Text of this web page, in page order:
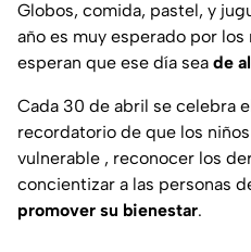
Globos, comida, pastel, y
año es muy esperado por
esperan que ese día sea de
Cada 30 de abril se celebra
recordatorio de que los
vulnerable , reconocer los
concientizar a las personas
promover su bienestar.